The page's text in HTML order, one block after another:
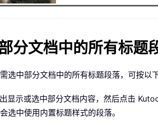
分文档中的所有标题
选中部分文档中的所有标题段落，可按以
显示或选中部分文档内容，然后点击
选中使用内置标题样式的段落。